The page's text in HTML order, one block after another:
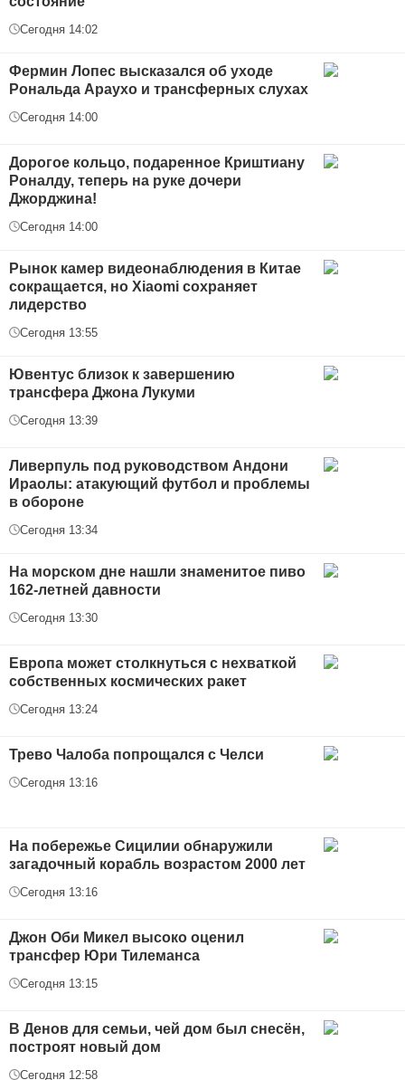
Сегодня 14:02
Фермин Лопес высказался об уходе
Рональда Араухо и трансферных слухах
Сегодня 14:00
Дорогое кольцо, подаренное Криштиану
Роналду, теперь на руке дочери
Джорджина!
Сегодня 14:00
Рынок камер видеонаблюдения в Китае
сокращается, но Xiaomi сохраняет
лидерство
Сегодня 13:55
Ювентус близок к завершению
трансфера Джона Лукуми
Сегодня 13:39
Ливерпуль под руководством Андони
Ираолы: атакующий футбол и проблемы
в обороне
Сегодня 13:34
На морском дне нашли знаменитое пиво
162-летней давности
Сегодня 13:30
Европа может столкнуться с нехваткой
собственных космических ракет
Сегодня 13:24
Трево Чалоба попрощался с Челси
Сегодня 13:16
На побережье Сицилии обнаружили
загадочный корабль возрастом 2000 лет
Сегодня 13:16
Джон Оби Микел высоко оценил
трансфер Юри Тилеманса
Сегодня 13:15
В Денов для семьи, чей дом был снесён,
построят новый дом
Сегодня 12:58